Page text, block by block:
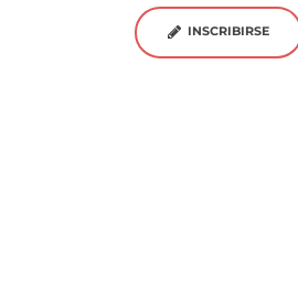
INSCRIBIRSE